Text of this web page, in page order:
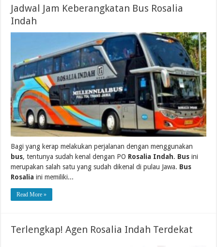
Jadwal Jam Keberangkatan Bus Rosalia
Indah
Bagi yang kerap melakukan perjalanan dengan menggunakan
bus, tentunya sudah kenal dengan PO Rosalia Indah. Bus ini
merupakan salah satu yang sudah dikenal di pulau Jawa. Bus
Rosalia ini memiliki...
Read More »
Terlengkap! Agen Rosalia Indah Terdekat